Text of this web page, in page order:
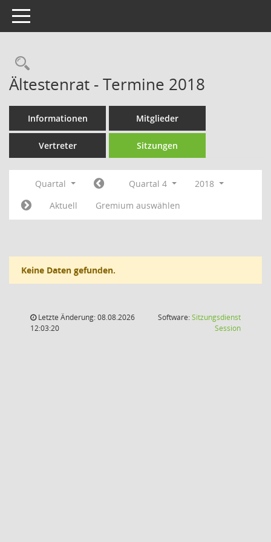
Toggle navigation
Rechercheauswahl
Ältestenrat - Termine 2018
Informationen Mitglieder
Vertreter Sitzungen
Quartal Quartal 4
2018
Aktuell
Gremium auswählen
Keine Daten gefunden.
Letzte Änderung: 08.08.2026
12:03:20
Software:Sitzungsdienst
Session(Wird in